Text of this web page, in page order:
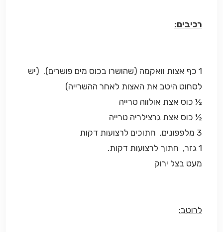
רכיבים:
1 כף אצות וואקמה (שהושרו בכוס מים פושרים). (יש
לסחוט היטב את האצות לאחר ההשרייה)
½ כוס אצת אולווה טרייה
½ כוס אצת גרצילריה טרייה
3 מלפפונים, חתוכים לרצועות דקות
1 גזר, חתוך לרצועות דקות.
מעט בצל ירוק
לרוטב: